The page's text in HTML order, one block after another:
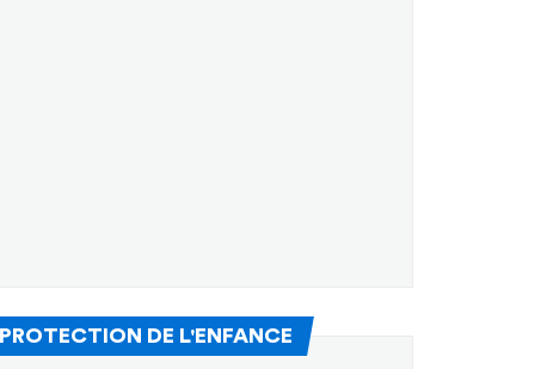
DE L'ENFANCE(Nouvelle fenêtre)